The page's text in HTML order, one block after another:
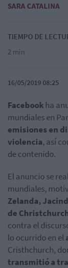
SARA CATALINA
TIEMPO DE
2 min
16/05/2019 08:25
Facebookha
mundiales en
emisiones en
violencia, así
de contenido.
El anuncio se
mundiales,
Zelanda,
de
contra el
lo ocurrido en el
Cristhchurch,
transmitió a